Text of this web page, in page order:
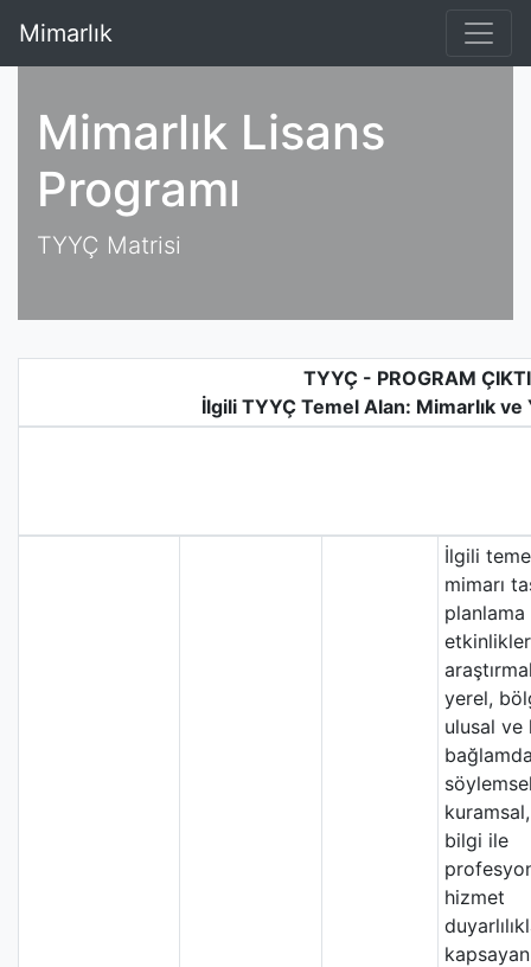
Mimarlık
Mimarlık Lisans
Programı
TYYÇ Matrisi
TYYÇ - PROGRAM
İlgili TYYÇ Temel Alan: Mimarlık
İlgili
mimarı
planlama
yerel,
ulusal ve
bilgi ile
hizmet